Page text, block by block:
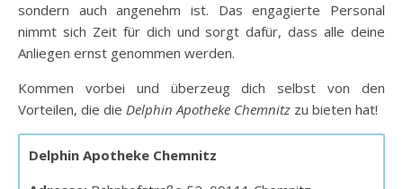
sondern auch angenehm ist. Das engagierte Personal
nimmt sich Zeit für dich und sorgt dafür, dass alle deine
Anliegen ernst genommen werden.
Kommen vorbei und überzeug dich selbst von den
Vorteilen, die die Delphin Apotheke Chemnitz zu bieten hat!
Delphin Apotheke Chemnitz